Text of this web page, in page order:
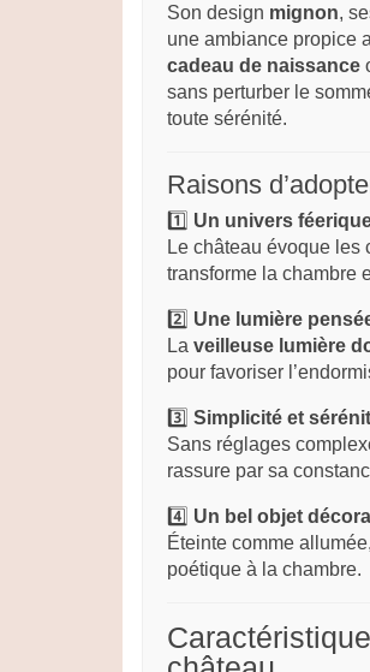
Son design mignon,
une ambiance propice
cadeau de naissance
sans perturber le
toute sérénité.
Raisons
1️⃣ Un univers
Le château évoque les
transforme la chambre
2️⃣ Une lumière
La veilleuse lumière
pour favoriser
3️⃣ Simplicité et
Sans réglages
rassure par sa
4️⃣ Un bel objet
Éteinte comme
poétique à la chambre.